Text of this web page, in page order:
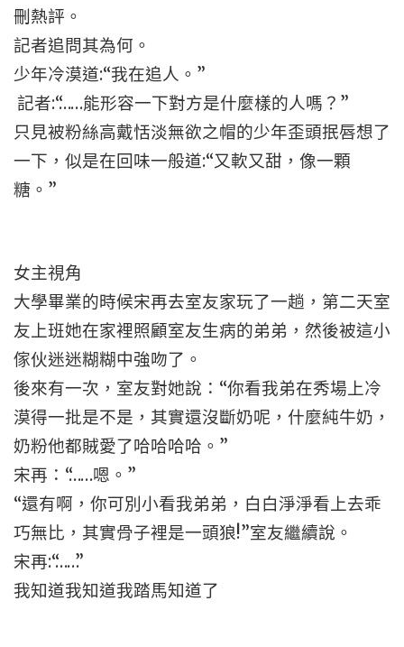
刪熱評。
記者追問其為何。
少年冷漠道:“我在追人。”
記者:“……能形容一下對方是什麼樣的人嗎？”
只見被粉絲高戴恬淡無欲之帽的少年歪頭抿唇想了
一下，似是在回味一般道:“又軟又甜，像一顆
糖。”
女主視角
大學畢業的時候宋再去室友家玩了一趟，第二天室
友上班她在家裡照顧室友生病的弟弟，然後被這小
傢伙迷迷糊糊中強吻了。
後來有一次，室友對她說：“你看我弟在秀場上冷
漠得一批是不是，其實還沒斷奶呢，什麼純牛奶，
奶粉他都賊愛了哈哈哈哈。”
宋再：“……嗯。”
“還有啊，你可別小看我弟弟，白白淨淨看上去乖
巧無比，其實骨子裡是一頭狼!”室友繼續說。
宋再:“……”
我知道我知道我踏馬知道了